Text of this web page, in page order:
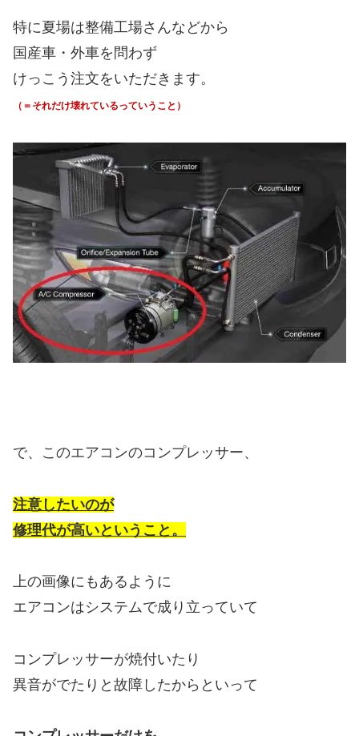
特に夏場は整備工場さんなどから
国産車・外車を問わず
けっこう注文をいただきます。
（＝それだけ壊れているっていうこと）
で、このエアコンのコンプレッサー、
注意したいのが
修理代が高いということ。
上の画像にもあるように
エアコンはシステムで成り立っていて
コンプレッサーが焼付いたり
異音がでたりと故障したからといって